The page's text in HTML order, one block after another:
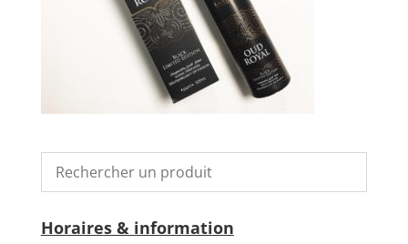
Horaires & information